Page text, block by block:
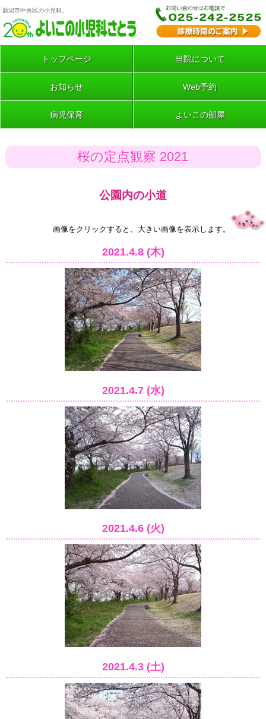
新潟市中央区の小児科。
トップページ 当院について
お知らせ Web予約
病児保育 よいこの部屋
桜の定点観察 2021
公園内の小道
画像をクリックすると、大きい画像を表示します。
2021.4.8 (木)
2021.4.7 (水)
2021.4.6 (火)
2021.4.3 (土)